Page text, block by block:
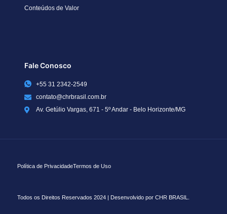
Conteúdos de Valor
Fale Conosco
+55 31 2342-2549
contato@chrbrasil.com.br
Av. Getúlio Vargas, 671 - 5º Andar - Belo Horizonte/MG
Política de PrivacidadeTermos de Uso
Todos os Direitos Reservados 2024 | Desenvolvido por CHR BRASIL.